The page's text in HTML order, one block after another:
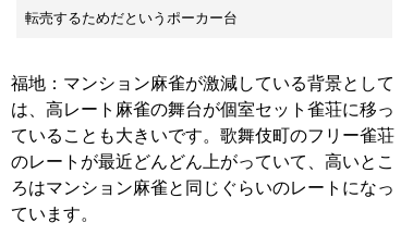
転売するためだというポーカー台
福地：マンション麻雀が激減している背景として
は、高レート麻雀の舞台が個室セット雀荘に移っ
ていることも大きいです。歌舞伎町のフリー雀荘
のレートが最近どんどん上がっていて、高いとこ
ろはマンション麻雀と同じぐらいのレートになっ
ています。